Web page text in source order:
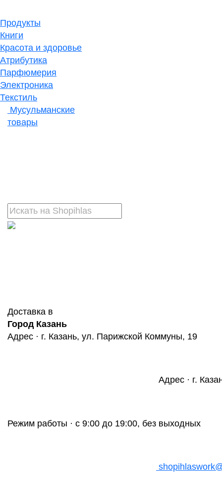
Продукты
Книги
Красота и здоровье
Атрибутика
Парфюмерия
Электроника
Текстиль
Мусульманские
товары
Доставка в
Город Казань
Адрес · г. Казань, ул. Парижской Коммуны, 19
Адрес · г.
Режим работы · с 9:00 до 19:00, без выходных